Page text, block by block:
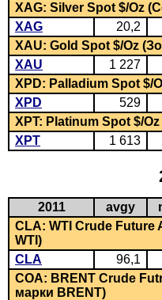
XAG: Silver Spot $/Oz
XAG
20,2
XAU: Gold Spot $/Oz
XAU
1 227
XPD: Palladium Spot $/
XPD
529
XPT: Platinum Spot $/
XPT
1 613
2011 avgy
CLA: WTI Crude
WTI)
CLA
96,1
COA: BRENT Crude
марки BRENT)